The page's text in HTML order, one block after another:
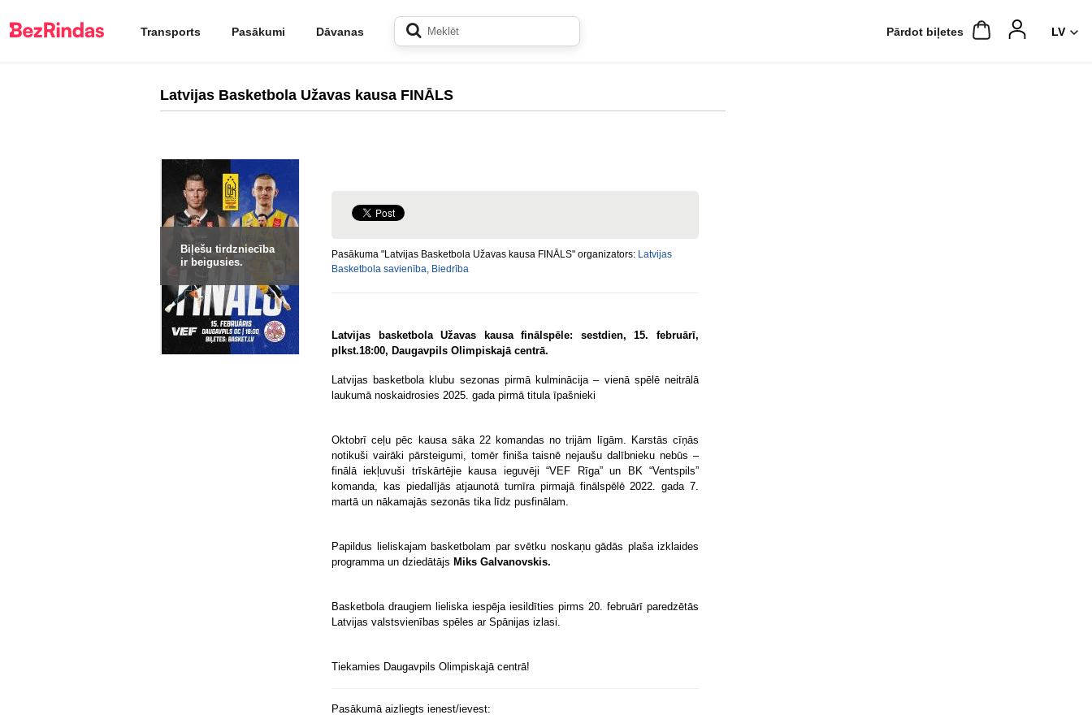
Transports Pasākumi Dāvanas Pārdot biļetes
Latvijas Basketbola Užavas kausa FINĀLS
Biļešu tirdzniecība
ir beigusies.
Pasākuma "Latvijas Basketbola Užavas kausa FINĀLS" organizators: Latvijas
Basketbola savienība, Biedrība
Latvijas basketbola Užavas kausa finālspēle: sestdien, 15. februārī,
plkst.18:00, Daugavpils Olimpiskajā centrā.
Latvijas basketbola klubu sezonas pirmā kulminācija – vienā spēlē neitrālā
laukumā noskaidrosies 2025. gada pirmā titula īpašnieki
Oktobrī ceļu pēc kausa sāka 22 komandas no trijām līgām. Karstās cīņās
notikuši vairāki pārsteigumi, tomēr finiša taisnē nejaušu dalībnieku nebūs –
finālā iekļuvuši trīskārtējie kausa ieguvēji “VEF Rīga” un BK “Ventspils”
komanda, kas piedalījās atjaunotā turnīra pirmajā finālspēlē 2022. gada 7.
martā un nākamajās sezonās tika līdz pusfinālam.
Papildus lieliskajam basketbolam par svētku noskaņu gādās plaša izklaides
programma un dziedātājs Miks Galvanovskis.
Basketbola draugiem lieliska iespēja iesildīties pirms 20. februārī paredzētās
Latvijas valstsvienības spēles ar Spānijas izlasi.
Tiekamies Daugavpils Olimpiskajā centrā!
Pasākumā aizliegts ienest/ievest: